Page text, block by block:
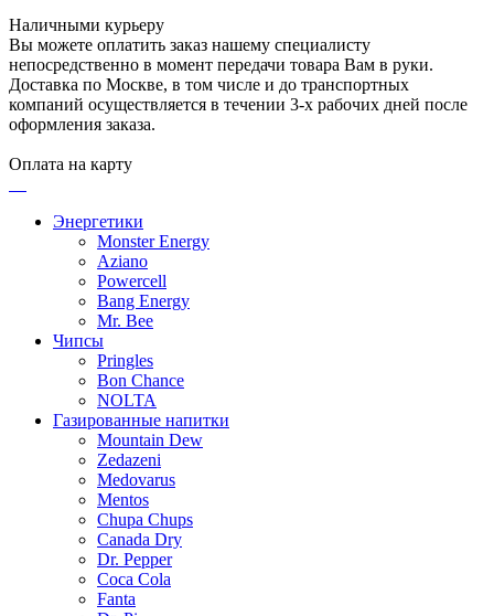
Наличными курьеру
Вы можете оплатить заказ нашему специалисту
непосредственно в момент передачи товара Вам в руки.
Доставка по Москве, в том числе и до транспортных
компаний осуществляется в течении 3-х рабочих дней после
оформления заказа.
Оплата на карту
Энергетики
Monster Energy
Aziano
Powercell
Bang Energy
Mr. Bee
Чипсы
Pringles
Bon Chance
NOLTA
Газированные напитки
Mountain Dew
Zedazeni
Medovarus
Mentos
Chupa Chups
Canada Dry
Dr. Pepper
Coca Cola
Fanta